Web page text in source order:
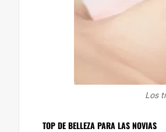
Los
TOP DE BELLEZA PARA LAS NOVIAS